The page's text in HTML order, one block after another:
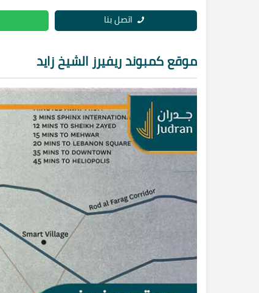
اتصل بنا
موقع كمبوند ريفيرز الشيخ زايد